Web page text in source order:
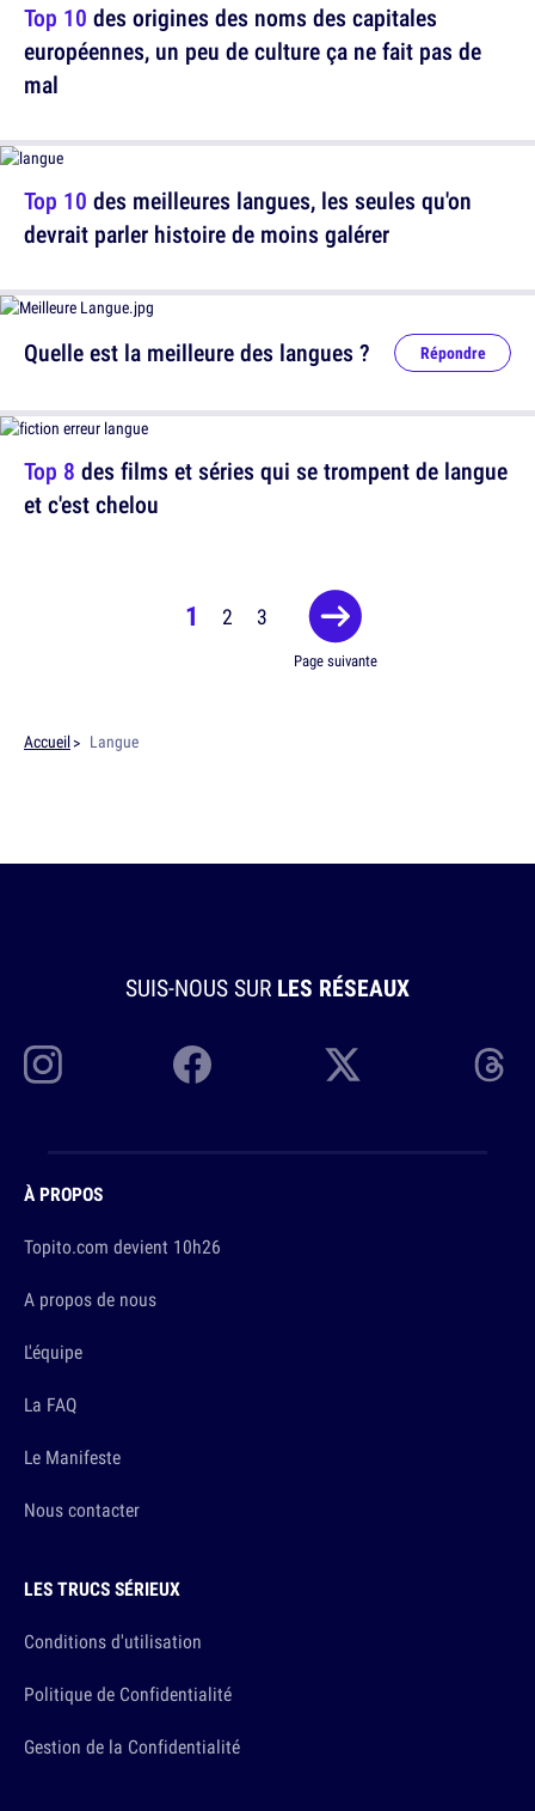
Top 10 des meilleures langues, les seules qu'on
devrait parler histoire de moins galérer
Top 8 des films et séries qui se trompent de langue
et c'est chelou
Top 10 des origines des noms des capitales
européennes, un peu de culture ça ne fait pas de
mal
Quelle est la meilleure des langues ? Répondre
1 2 3
Page suivante
Accueil Langue
SUIS-NOUS SUR LES RÉSEAUX
À PROPOS
Topito.com devient 10h26
A propos de nous
L'équipe
La FAQ
Le Manifeste
Nous contacter
LES TRUCS SÉRIEUX
Conditions d'utilisation
Politique de Confidentialité
Gestion de la Confidentialité